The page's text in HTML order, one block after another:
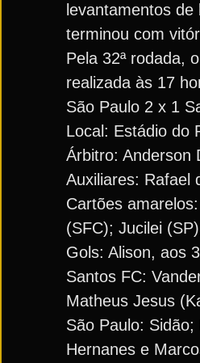
levantamentos
terminou com
Pela 32ª rodada,
realizada às 17
São Paulo 2 x 1
Local: Estádio do
Árbitro: Anderson
Auxiliares: Rafael
Cartões
(SFC); Jucilei
Gols: Alison, aos
Santos FC:
Matheus Jesus
São Paulo:
Hernanes e